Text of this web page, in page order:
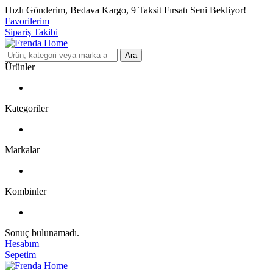
Hızlı Gönderim, Bedava Kargo, 9 Taksit Fırsatı Seni Bekliyor!
Favorilerim
Sipariş Takibi
Ara
Ürünler
Kategoriler
Markalar
Kombinler
Sonuç bulunamadı.
Hesabım
Sepetim